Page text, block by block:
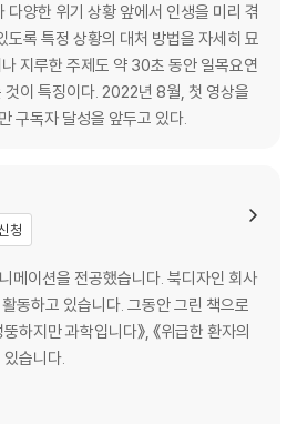
대처 방법
다양한 위기 상황 앞에서 인생을 미리 겪
도록 특정 상황의 대처 방법을 자세히 묘
지루한 주제도 약 30초 동안 일목요연
것이 특징이다. 2022년 8월, 첫 영상을
구독자 달성을 앞두고 있다.
청
메이션을 전공했습니다. 북디자인 회사
동하고 있습니다. 그동안 그린 책으로
뚱하지만 과학입니다》, 《위급한 환자의
습니다.